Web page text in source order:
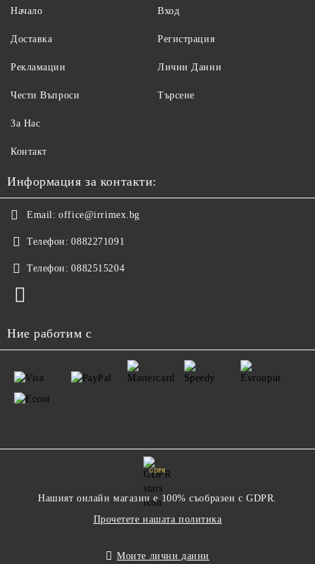
Начало
Доставка
Рекламации
Чести Въпроси
Вход
Регистрация
Лични Данни
Търсене
За Нас
Контакт
Информация за контакти:
Email: office@irrimex.bg
Телефон: 0882271091
Телефон: 0882515204
Ние работим с
GDPR
Нашият онлайн магазин е 100% съобразен с GDPR.
Прочетете нашата политика
Моите лични данни